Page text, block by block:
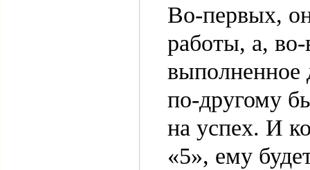
Во-первых,
работы, а,
выполненное
по-другому
на успех. И
«5», ему